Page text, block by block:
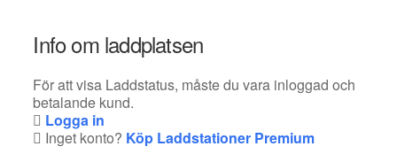
Info om laddplatsen
För att visa Laddstatus, måste du vara inloggad och
betalande kund.
Logga in
Inget konto? Köp Laddstationer Premium